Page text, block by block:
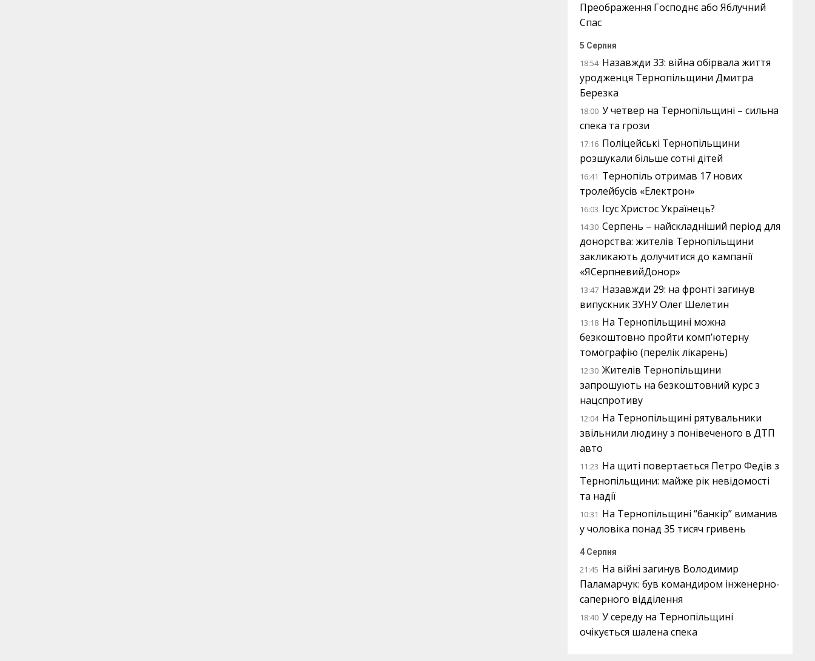
Преображення Господнє або Яблучний
Спас
5 Серпня
18:54 Назавжди 33: війна обірвала життя
уродженця Тернопільщини Дмитра
Березка
18:00 У четвер на Тернопільщині – сильна
спека та грози
17:16 Поліцейські Тернопільщини
розшукали більше сотні дітей
16:41 Тернопіль отримав 17 нових
тролейбусів «Електрон»
16:03 Ісус Христос Українець?
14:30 Серпень – найскладніший період для
донорства: жителів Тернопільщини
закликають долучитися до кампанії
«ЯСерпневийДонор»
13:47 Назавжди 29: на фронті загинув
випускник ЗУНУ Олег Шелетин
13:18 На Тернопільщині можна
безкоштовно пройти комп’ютерну
томографію (перелік лікарень)
12:30 Жителів Тернопільщини
запрошують на безкоштовний курс з
нацспротиву
12:04 На Тернопільщині рятувальники
звільнили людину з понівеченого в ДТП
авто
11:23 На щиті повертається Петро Федів з
Тернопільщини: майже рік невідомості
та надії
10:31 На Тернопільщині “банкір” виманив
у чоловіка понад 35 тисяч гривень
4 Серпня
21:45 На війні загинув Володимир
Паламарчук: був командиром інженерно-
саперного відділення
18:40 У середу на Тернопільщині
очікується шалена спека